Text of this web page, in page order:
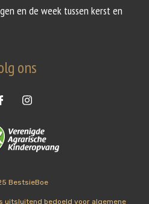
en de week tussen kerst en
ons
BestsieBoe
uitsluitend bedoeld voor algemene